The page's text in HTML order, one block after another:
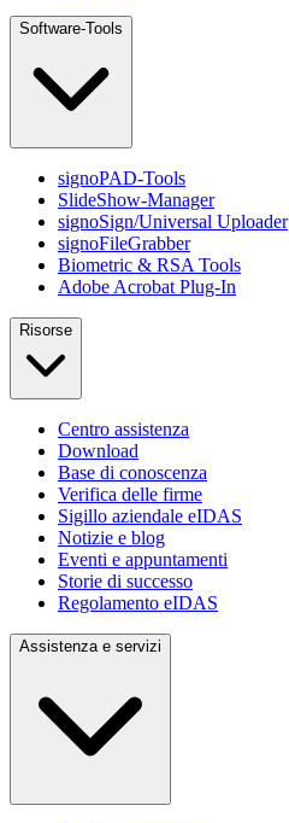
Software-Tools
signoPAD-Tools
SlideShow-Manager
signoSign/Universal Uploader
signoFileGrabber
Biometric & RSA Tools
Adobe Acrobat Plug-In
Risorse
Centro assistenza
Download
Base di conoscenza
Verifica delle firme
Sigillo aziendale eIDAS
Notizie e blog
Eventi e appuntamenti
Storie di successo
Regolamento eIDAS
Assistenza e servizi